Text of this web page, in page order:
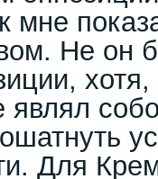
мне
Не он
Для